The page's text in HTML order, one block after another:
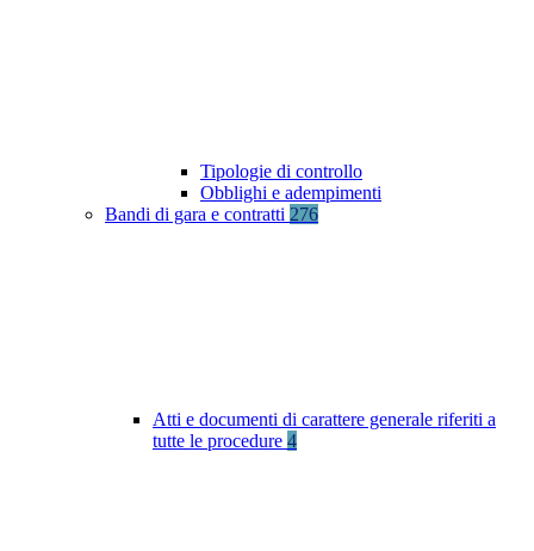
Tipologie di controllo
Obblighi e adempimenti
Bandi di gara e contratti 276
Atti e documenti di carattere generale riferiti a
tutte le procedure 4